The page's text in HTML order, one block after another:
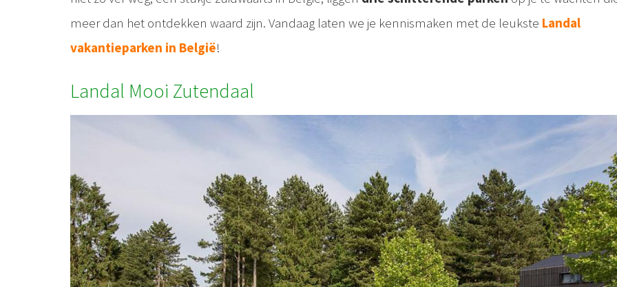
meer dan het ontdekken waard zijn. Vandaag laten we je kennismaken met de leukste Landal
vakantieparken in België!
Landal Mooi Zutendaal